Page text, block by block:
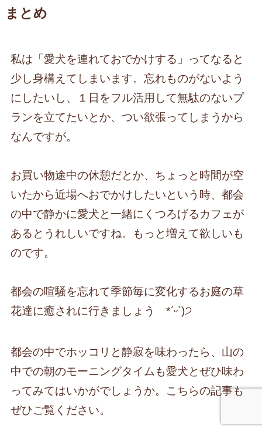
まとめ
私は「愛犬を連れておでかけする」ってなると
少し身構えてしまいます。忘れものがないよう
にしたいし、１日をフル活用して無駄のないプ
ランを立てたいとか、つい欲張ってしまうから
なんですが。
お買い物途中の休憩だとか、ちょっと時間が空
いたから近場へおでかけしたいという時、都会
の中で静かに愛犬と一緒にくつろげるカフェが
あるとうれしいですね。もっと増えて欲しいも
のです。
都会の喧騒を忘れて季節毎に変化するお庭の草
花達に癒されに行きましょう *ˊᵕˋ)੭
都会の中でホッコリと静寂を味わったら、山の
中での朝のモーニングタイムも愛犬とぜひ味わ
ってみてはいかがでしょうか。こちらの記事も
ぜひご覧ください。